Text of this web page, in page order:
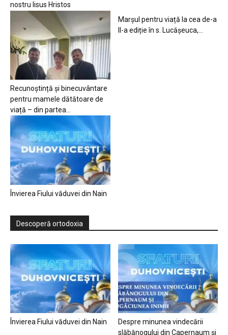
nostru Iisus Hristos
Recunoștință și binecuvântare
pentru mamele dătătoare de
viață – din partea...
Marșul pentru viață la cea de-a
II-a ediție în s. Lucășeuca,...
Învierea Fiului văduvei din Nain
Descoperă ortodoxia
Învierea Fiului văduvei din Nain
Despre minunea vindecării
slăbănogului din Capernaum și